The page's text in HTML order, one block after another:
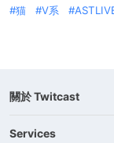
猫
V系
關於 Twitcast
Services